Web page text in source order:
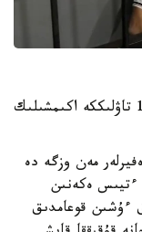
اتالعان قۇقىق بۇزۋشىلىق ءۇشىن ەر ادام 10 تاۋلىككە اكىمشىلىك
مەن وزگە دە
ءتيىس ەكەنىن
ءۇشىن قوعامدىق